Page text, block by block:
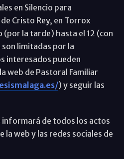
en Silencio para
Cristo Rey, en Torrox
(por la tarde) hasta el 12 (con
son limitadas por la
interesados pueden
web de Pastoral Familiar
) y seguir las
informará de todos los actos
la web y las redes sociales de